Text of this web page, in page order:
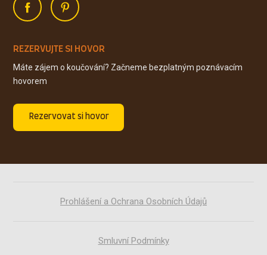
REZERVUJTE SI HOVOR
Máte zájem o koučování? Začneme bezplatným poznávacím
hovorem
Rezervovat si hovor
Prohlášení a Ochrana Osobních Údajů
Smluvní Podmínky